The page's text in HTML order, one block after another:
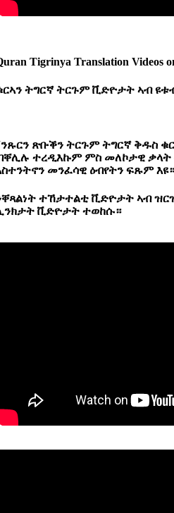
Tigrinya Translation Videos
ትግርኛትርጉምቪድዮታት ኣብ
ጽቡቕን ትርጉም ትግርኛ ቅዱስ
ተረዲእኩም ምስ መለኮታዊ
መንፈሳዊ ዕብየትን ፍጹም
ተኸታተልቲ ቪድዮታት ኣብ
ቪድዮታት ተወከሱ።